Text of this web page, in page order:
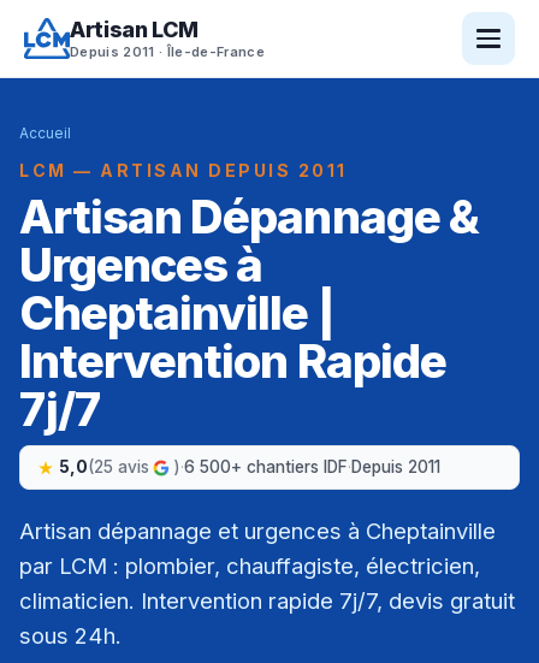
Artisan LCM
Depuis 2011 · Île-de-France
Accueil
LCM — ARTISAN DEPUIS 2011
Artisan Dépannage &
Urgences à
Cheptainville |
Intervention Rapide
7j/7
5,0(25 avis )·6 500+ chantiers IDF·Depuis 2011
Artisan dépannage et urgences à Cheptainville
par LCM : plombier, chauffagiste, électricien,
climaticien. Intervention rapide 7j/7, devis gratuit
sous 24h.